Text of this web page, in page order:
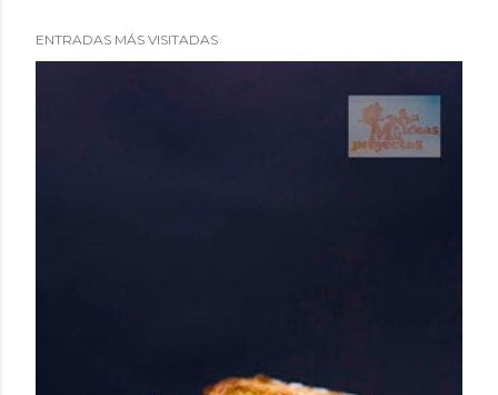
ENTRADAS MÁS VISITADAS